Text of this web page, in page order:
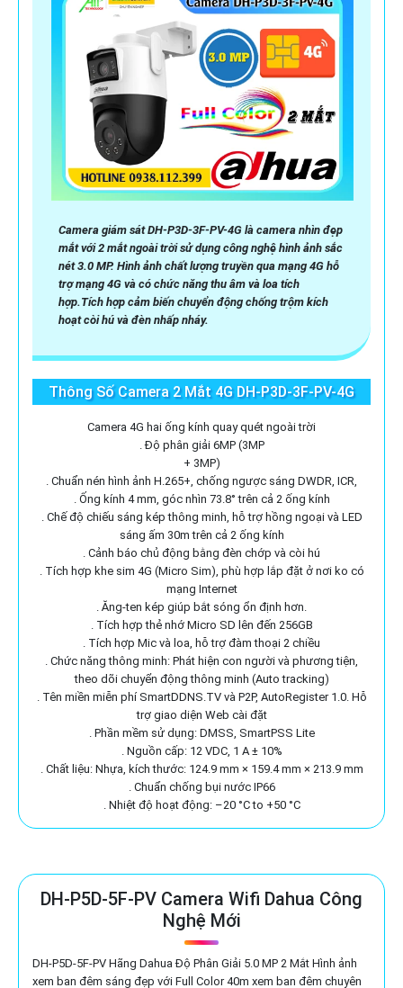
Camera giám sát DH-P3D-3F-PV-4G là camera nhìn đẹp
mắt với 2 mắt ngoài trời sử dụng công nghệ hình ảnh sắc
nét 3.0 MP. Hình ảnh chất lượng truyền qua mạng 4G hỗ
trợ mạng 4G và có chức năng thu âm và loa tích
hợp.Tích hợp cảm biến chuyển động chống trộm kích
hoạt còi hú và đèn nhấp nháy.
Thông Số Camera 2 Mắt 4G DH-P3D-3F-PV-4G
Camera 4G hai ống kính quay quét ngoài trời
. Độ phân giải 6MP (3MP
+ 3MP)
. Chuẩn nén hình ảnh H.265+, chống ngược sáng DWDR, ICR,
. Ống kính 4 mm, góc nhìn 73.8° trên cả 2 ống kính
. Chế độ chiếu sáng kép thông minh, hỗ trợ hồng ngoại và LED
sáng ấm 30m trên cả 2 ống kính
. Cảnh báo chủ động bằng đèn chớp và còi hú
. Tích hợp khe sim 4G (Micro Sim), phù hợp lắp đặt ở nơi ko có
mạng Internet
. Ăng-ten kép giúp bắt sóng ổn định hơn.
. Tích hợp thẻ nhớ Micro SD lên đến 256GB
. Tích hợp Mic và loa, hỗ trợ đàm thoại 2 chiều
. Chức năng thông minh: Phát hiện con người và phương tiện,
theo dõi chuyển động thông minh (Auto tracking)
. Tên miền miễn phí SmartDDNS.TV và P2P, AutoRegister 1.0. Hỗ
trợ giao diện Web cài đặt
. Phần mềm sử dụng: DMSS, SmartPSS Lite
. Nguồn cấp: 12 VDC, 1 A ± 10%
. Chất liệu: Nhựa, kích thước: 124.9 mm × 159.4 mm × 213.9 mm
. Chuẩn chống bụi nước IP66
. Nhiệt độ hoạt động: –20 °C to +50 °C
DH-P5D-5F-PV Camera Wifi Dahua Công
Nghệ Mới
DH-P5D-5F-PV Hãng Dahua Độ Phân Giải 5.0 MP 2 Mắt Hình ảnh
xem ban đêm sáng đẹp với Full Color 40m xem ban đêm chuyên